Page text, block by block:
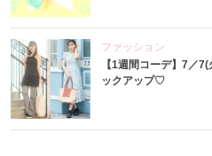
ファッション
【1週間コーデ】7／
ックアップ♡